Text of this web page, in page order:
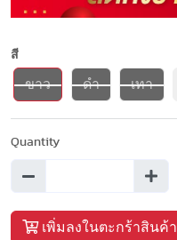
สี
ขาว ดำ เทา
Quantity
เพิ่มลงในตะกร้าสินค้า